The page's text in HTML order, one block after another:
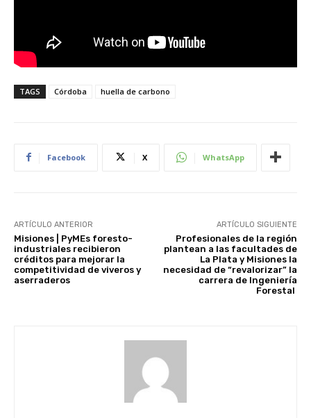
TAGS Córdoba huella de carbono
Facebook X WhatsApp
ARTÍCULO ANTERIOR
Misiones | PyMEs foresto-
industriales recibieron
créditos para mejorar la
competitividad de viveros y
aserraderos
ARTÍCULO SIGUIENTE
Profesionales de la región
plantean a las facultades de
La Plata y Misiones la
necesidad de “revalorizar” la
carrera de Ingeniería
Forestal